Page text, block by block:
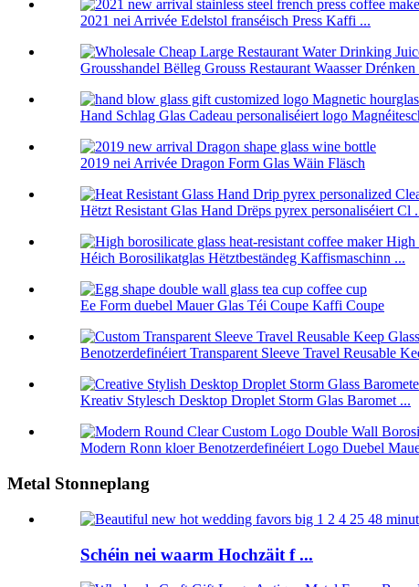
2021 nei Arrivée Edelstol franséisch Press Kaffi ...
Grousshandel Bëlleg Grouss Restaurant Waasser Drénken
Hand Schlag Glas Cadeau personaliséiert logo
2019 nei Arrivée Dragon Form Glas Wäin Fläsch
Hëtzt Resistant Glas Hand Drëps pyrex personaliséiert Cl
Héich Borosilikatglas Hëtztbeständeg Kaffismaschinn ...
Ee Form duebel Mauer Glas Téi Coupe Kaffi Coupe
Benotzerdefinéiert Transparent Sleeve Travel Reusable
Kreativ Stylesch Desktop Droplet Storm Glas Baromet ...
Modern Ronn kloer Benotzerdefinéiert Logo Duebel
Metal Stonneplang
Schéin nei waarm Hochzäit f ...